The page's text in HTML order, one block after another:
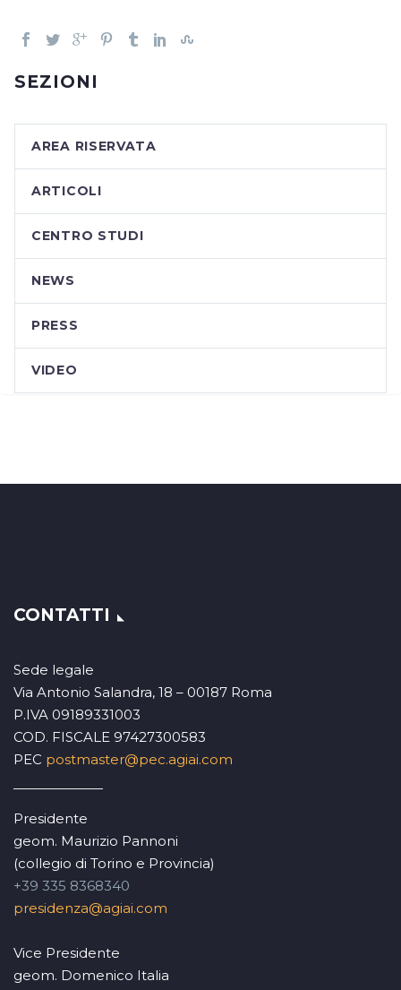
SEZIONI
AREA RISERVATA
ARTICOLI
CENTRO STUDI
NEWS
PRESS
VIDEO
CONTATTI
Sede legale
Via Antonio Salandra, 18 – 00187 Roma
P.IVA 09189331003
COD. FISCALE 97427300583
PEC postmaster@pec.agiai.com
Presidente
geom. Maurizio Pannoni
(collegio di Torino e Provincia)
+39 335 8368340
presidenza@agiai.com
Vice Presidente
geom. Domenico Italia